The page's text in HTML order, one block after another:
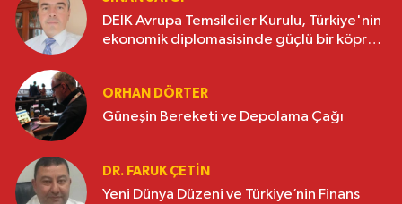
DEİK Avrupa Temsilciler Kurulu, Türkiye'nin
ekonomik diplomasisinde güçlü bir köprü
ORHAN DÖRTER
Güneşin Bereketi ve Depolama Çağı
DR. FARUK ÇETİN
Yeni Dünya Düzeni ve Türkiye’nin Finans